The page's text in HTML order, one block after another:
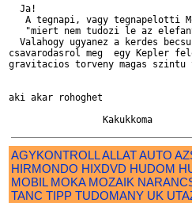
  Ja!
A tegnapi, vagy tegnapelotti
"miert nem tudozi le az
Valahogy ugyanez a kerdes
csavarodasrol meg  egy Kepler
gravitacios torveny magas
aki akar rohoghet
AGYKONTROLLALLATAUTO
HIRMONDO HIXDVD HUDOM
MOBIL MOKA MOZAIK
TANC TIPP TUDOMANY UK